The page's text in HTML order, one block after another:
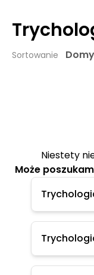
Sortowanie
Niestety
Może